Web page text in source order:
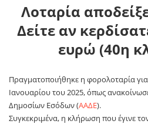
Λοταρία
Δείτε αν
ευρώ (40η
Πραγματοποιήθηκε η φορολοταρία
Ιανουαρίου του 2025, όπως
Δημοσίων Εσόδων (ΑΑΔΕ).
Συγκεκριμένα, η κλήρωση που έγινε